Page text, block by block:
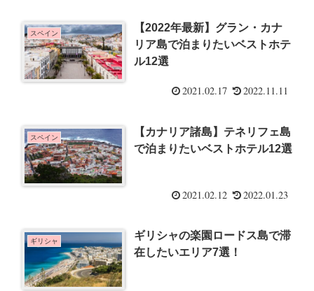
スペイン
【2022年最新】グラン・カナ
リア島で泊まりたいベストホテ
ル12選
2021.02.17 2022.11.11
スペイン
【カナリア諸島】テネリフェ島
で泊まりたいベストホテル12選
2021.02.12 2022.01.23
ギリシャ
ギリシャの楽園ロードス島で滞
在したいエリア7選！